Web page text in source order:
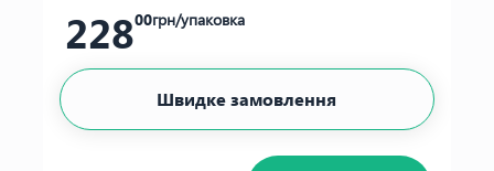
22800грн/упаковка
Швидке замовлення